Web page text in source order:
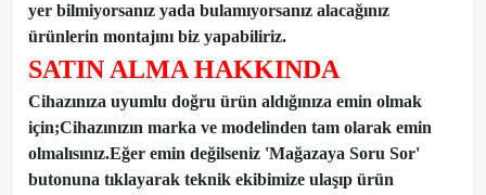
yer bilmiyorsanız yada bulamıyorsanız alacağınız
ürünlerin montajını biz yapabiliriz.
SATIN ALMA HAKKINDA
Cihazınıza uyumlu doğru ürün aldığınıza emin olmak
için;Cihazınızın marka ve modelinden tam olarak emin
olmalısınız.Eğer emin değilseniz 'Mağazaya Soru Sor'
butonuna tıklayarak teknik ekibimize ulaşıp ürün